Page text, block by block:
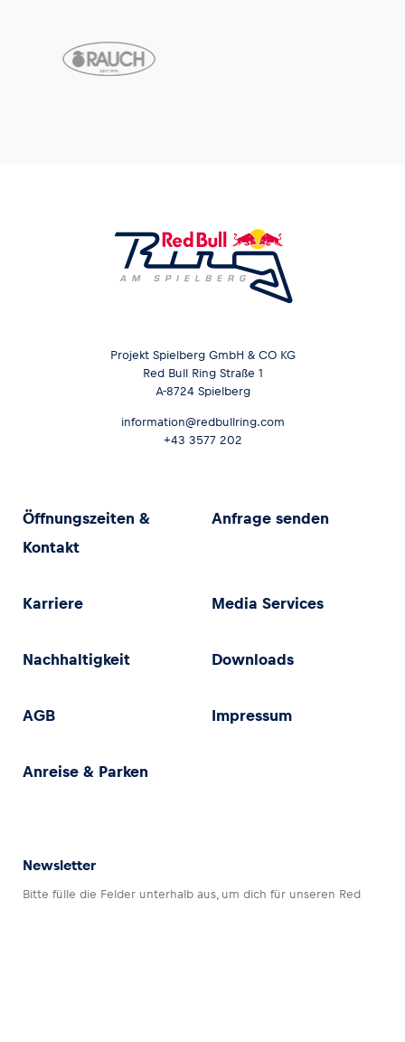
Projekt Spielberg GmbH & CO KG
Red Bull Ring Straße 1
A-8724 Spielberg
information@redbullring.com
+43 3577 202
Öffnungszeiten &
Kontakt
Anfrage senden
Karriere Media Services
Nachhaltigkeit Downloads
AGB Impressum
Anreise & Parken
Newsletter
Bitte fülle die Felder unterhalb aus, um dich für unseren Red